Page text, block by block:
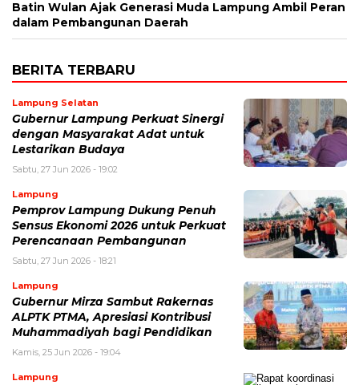
Batin Wulan Ajak Generasi Muda Lampung Ambil Peran
dalam Pembangunan Daerah
BERITA TERBARU
Lampung Selatan
Gubernur Lampung Perkuat Sinergi
dengan Masyarakat Adat untuk
Lestarikan Budaya
Sabtu, 27 Jun 2026 - 19:02
Lampung
Pemprov Lampung Dukung Penuh
Sensus Ekonomi 2026 untuk Perkuat
Perencanaan Pembangunan
Sabtu, 27 Jun 2026 - 18:21
Lampung
Gubernur Mirza Sambut Rakernas
ALPTK PTMA, Apresiasi Kontribusi
Muhammadiyah bagi Pendidikan
Kamis, 25 Jun 2026 - 19:04
Lampung